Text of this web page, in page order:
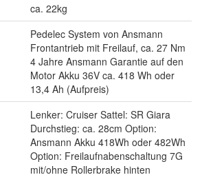
ca. 22kg
Pedelec System von Ansmann
Frontantrieb mit Freilauf, ca. 27 Nm
4 Jahre Ansmann Garantie auf den
Motor Akku 36V ca. 418 Wh oder
13,4 Ah (Aufpreis)
Lenker: Cruiser Sattel: SR Giara
Durchstieg: ca. 28cm Option:
Ansmann Akku 418Wh oder 482Wh
Option: Freilaufnabenschaltung 7G
mit/ohne Rollerbrake hinten